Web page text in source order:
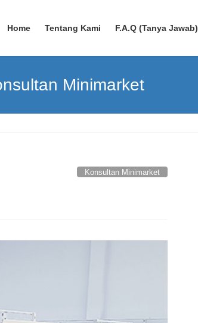
Home Tentang Kami F.A.Q (Tanya Jawab)
Minimarket
Konsultan Minimarket